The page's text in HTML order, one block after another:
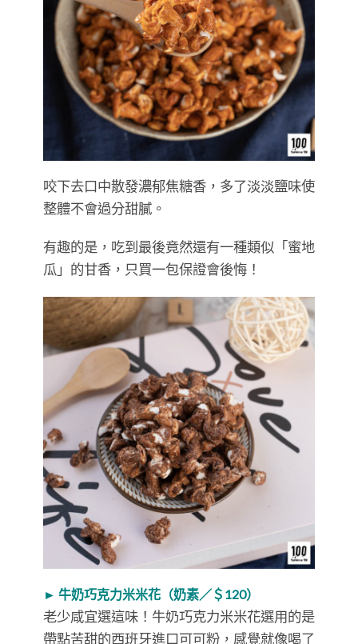
咬下去口中散發濃郁焦糖香，多了淡淡鹽味使
整體不會過分甜膩。
有趣的是，吃到最後竟然還有一種類似「蜜地
瓜」的甘香，只買一包保證會後悔！
► 牛奶巧克力米米花（奶素／＄120）
老少咸宜選這味！牛奶巧克力米米花選用的是
帶點苦甜的西班牙進口可可粉，感覺就像喝了